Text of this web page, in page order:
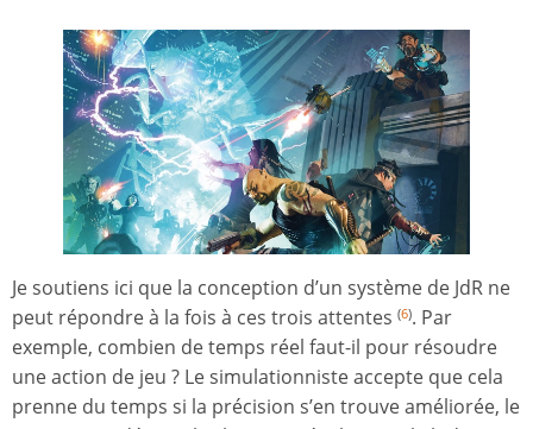
Je soutiens ici que la conception d’un système de JdR ne
peut répondre à la fois à ces trois attentes (6). Par
exemple, combien de temps réel faut-il pour résoudre
une action de jeu ? Le simulationniste accepte que cela
prenne du temps si la précision s’en trouve améliorée, le